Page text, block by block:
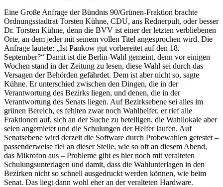
Eine Große Anfrage der Bündnis 90/Grünen-Fraktion brachte
Ordnungsstadtrat Torsten Kühne, CDU, ans Rednerpult, oder besser
Dr. Torsten Kühne, denn die BVV ist einer der letzten verbliebenen
Orte, an dem jeder mit seinem vollen Titel angesprochen wird. Die
Anfrage lautete: „Ist Pankow gut vorbereitet auf den 18.
September?“ Damit ist die Berlin-Wahl gemeint, denn vor einigen
Wochen stand in der Zeitung zu lesen, diese Wahl sei durch das
Versagen der Behörden gefährdet. Dem ist aber nicht so, sagte
Kühne. Er unterschied zwischen den Dingen, die in der
Verantwortung des Bezirks liegen, und denen, die in der
Verantwortung des Senats liegen. Auf Bezirksebene sei alles im
grünen Bereich, es fehlten zwar noch Wahlhelfer, er rief alle
Fraktionen auf, sich an der Suche zu beteiligen, die Wahllokale aber
seien angemietet und die Schulungen der Helfer laufen. Auf
Senatsebene wird derzeit die Software durch Probewahlen getestet –
passenderweise fiel an dieser Stelle, wie so oft an diesem Abend,
das Mikrofon aus – Probleme gibt es hier noch mit veralteten
Schulungsunterlagen und damit, dass die Wahlunterlagen in den
Bezirken nicht so schnell ausgedruckt werden können, wie beim
Senat. Das liegt dann wohl eher an der veralteten Hardware.